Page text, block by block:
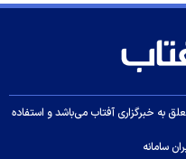
به خبرگزاری آفتاب می‌باشد و استفاده
سامانه